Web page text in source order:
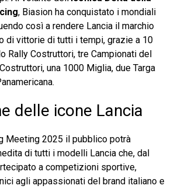
, Biasion ha conquistato i mondiali
così a rendere Lancia il marchio
di vittorie di tutti i tempi, grazie a 10
Rally Costruttori, tre Campionati del
una 1000 Miglia, due Targa
delle icone Lancia
Meeting 2025 il pubblico potrà
di tutti i modelli Lancia che, dal
a competizioni sportive,
agli appassionati del brand italiano e